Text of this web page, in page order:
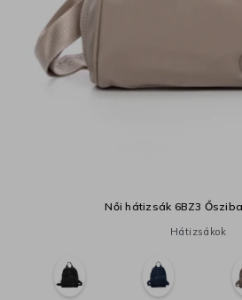
Női hátizsák 6BZ3
Hátizsákok